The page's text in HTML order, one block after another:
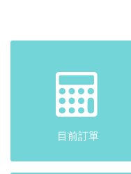
目前訂單